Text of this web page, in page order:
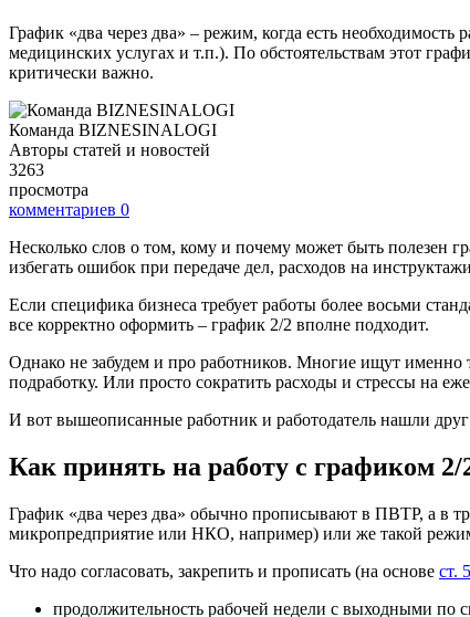
График «два через два» – режим, когда есть
медицинских услугах и т.п.). По обстоятельствам этот
критически важно.
Команда BIZNESINALOGI
Авторы статей и новостей
3263
просмотра
комментариев 0
Несколько слов о том, кому и почему может быть полезен
избегать ошибок при передаче дел, расходов на
Если специфика бизнеса требует работы более восьми
все корректно оформить – график 2/2 вполне подходит.
Однако не забудем и про работников. Многие ищут именно
подработку. Или просто сократить расходы и стрессы на
И вот вышеописанные работник и работодатель нашли
Как принять на работу с графиком 2/
График «два через два» обычно прописывают в ПВТР, а в
микропредприятие или НКО, например) или же такой режим
Что надо согласовать, закрепить и прописать (на основе ст.
продолжительность рабочей недели с выходными по